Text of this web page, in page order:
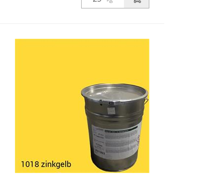
parkolóhelyek, űrszelvényjelzések vagy